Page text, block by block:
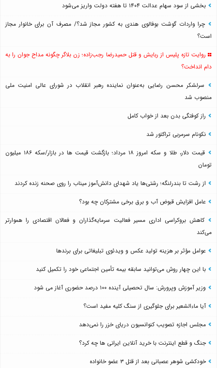
بخشی از سود سهام عدالت ۱۴۰۴ تا هفته دولت واریز می‌شود
چرا واردات گوشت بوفالوی هندی به کشور مجاز شد؟/ مصرف آن برای خانوار مجاز
است؟
روایت تازه پلیس از ربایش و قتل حمیدرضا رجب‌زاده؛ زن بلاگر چگونه مداح جوان را به
دام انداخت؟
سرلشکر محسن رضایی به‌عنوان نماینده رهبر انقلاب در شورای عالی امنیت ملی
منصوب شد
راز کوفتگی بدن بعد از خواب کامل
نکونام سرمربی تراکتور شد
قیمت دلار، طلا و سکه امروز ۱۸ مرداد؛ بازگشت قیمت ها در بازار/سکه ۱۸۶ میلیون
تومان
از رشت تا بندرلنگه؛ رشتی‌ها یاد شهدای دانش‌آموز میناب را روی صحنه زنده کردند
عامل افزایش قبوض آب و برق برخی مشترکان چه بود؟
کاهش بروکراسی اداری مسیر فعالیت سرمایه‌گذاران و فعالان اقتصادی را هموارتر
می‌کند
عوامل مؤثر بر هزینه تولید عکس و ویدئوی تبلیغاتی برای برندها
با این چهار روش می‌توانید سابقه بیمه تأمین اجتماعی خود را تکمیل کنید
وزیر آموزش وپرورش: سال تحصیلی آینده ۱۰۰ درصد حضوری آغاز می شود
آیا ماءالشعیر برای جلوگیری از سنگ کلیه مفید است؟
مجلس اجازه تصویب کنوانسیون دریای خزر را نمی‌دهد
جنگ و قطع اینترنت با خرید آنلاین ایرانی ها چه کرد؟
خودکشی شوهر عصبانی بعد از قتل ۳ عضو خانواده